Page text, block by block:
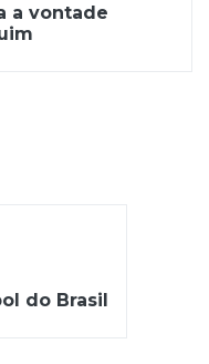
a vontade
do Brasil